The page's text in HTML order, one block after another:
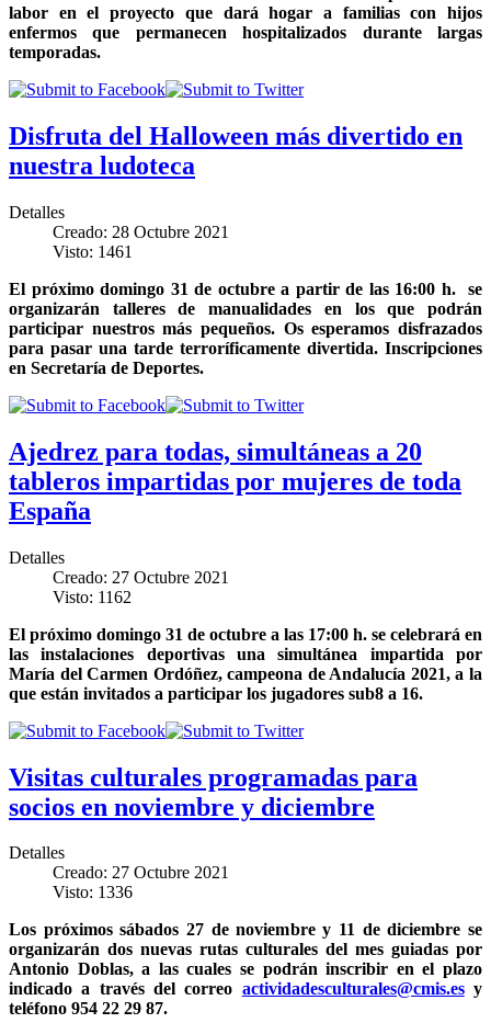
labor en el proyecto que dará hogar a familias con hijos
enfermos que permanecen hospitalizados durante largas
temporadas.
Disfruta del Halloween más divertido en
nuestra ludoteca
Detalles
Creado: 28 Octubre 2021
Visto: 1461
El próximo domingo 31 de octubre a partir de las 16:00 h. se
organizarán talleres de manualidades en los que podrán
participar nuestros más pequeños. Os esperamos disfrazados
para pasar una tarde terroríficamente divertida. Inscripciones
en Secretaría de Deportes.
Ajedrez para todas, simultáneas a 20
tableros impartidas por mujeres de toda
España
Detalles
Creado: 27 Octubre 2021
Visto: 1162
El próximo domingo 31 de octubre a las 17:00 h. se celebrará en
las instalaciones deportivas una simultánea impartida por
María del Carmen Ordóñez, campeona de Andalucía 2021, a la
que están invitados a participar los jugadores sub8 a 16.
Visitas culturales programadas para
socios en noviembre y diciembre
Detalles
Creado: 27 Octubre 2021
Visto: 1336
Los próximos sábados 27 de noviembre y 11 de diciembre se
organizarán dos nuevas rutas culturales del mes guiadas por
Antonio Doblas, a las cuales se podrán inscribir en el plazo
indicado a través del correo actividadesculturales@cmis.esy
teléfono 954 22 29 87.